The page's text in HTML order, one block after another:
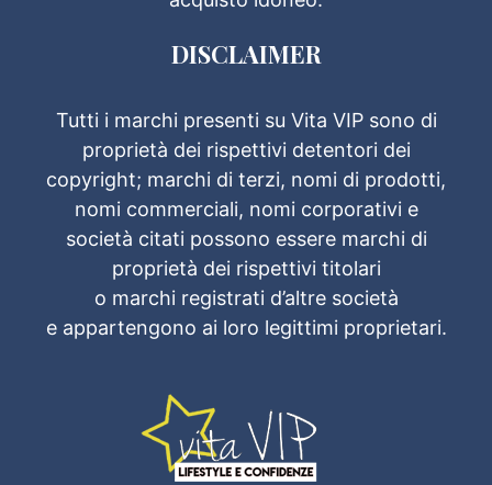
DISCLAIMER
Tutti i marchi presenti su Vita VIP sono di
proprietà dei rispettivi detentori dei
copyright; marchi di terzi, nomi di prodotti,
nomi commerciali, nomi corporativi e
società citati possono essere marchi di
proprietà dei rispettivi titolari
o marchi registrati d’altre società
e appartengono ai loro legittimi proprietari.